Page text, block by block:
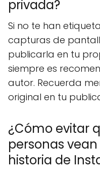
privada?
Si no te han
capturas de
publicarla en tu
siempre es
autor. Recuerda
original en tu
¿Cómo evitar
personas
historia de